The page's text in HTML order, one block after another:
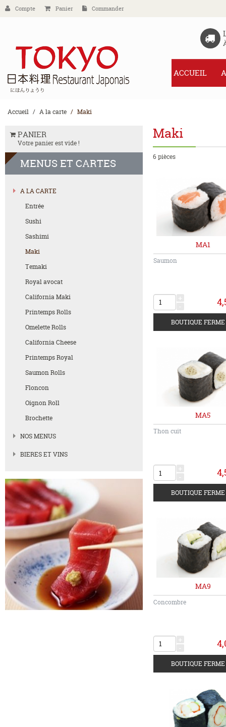
Compte Panier Commander
ACCUEIL
Accueil A la carte Maki
PANIER
Votre panier est vide !
MENUS ET CARTES
A LA CARTE
Entrée
Sushi
Sashimi
Maki
Temaki
Royal avocat
California Maki
Printemps Rolls
Omelette Rolls
California Cheese
Printemps Royal
Saumon Rolls
Floncon
Oignon Roll
Brochette
NOS MENUS
BIERES ET VINS
Maki
6 pièces
MA1
Saumon
MA5
Thon cuit
MA9
Concombre